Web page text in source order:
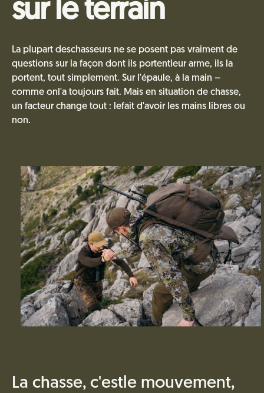
sur le terrain
La plupart deschasseurs ne se posent pas vraiment de
questions sur la façon dont ils portentleur arme, ils la
portent, tout simplement. Sur l'épaule, à la main –
comme onl'a toujours fait. Mais en situation de chasse,
un facteur change tout : lefait d'avoir les mains libres ou
non.
La chasse, c'estle mouvement,